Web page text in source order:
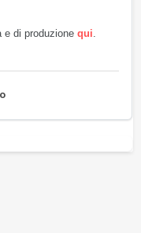
e di produzione qui.